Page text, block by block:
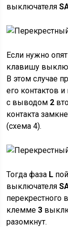
выключателя
Если нужно
клавишу
В этом случае
его контактов
с выводом 2
контакта
(схема 4).
Тогда фаза L
выключателя
перекрестного
клемме3
разомкнут.